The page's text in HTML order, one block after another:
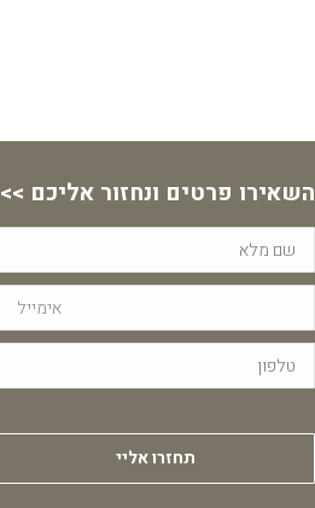
השאירו פרטים ונחזור אליכם >>
this